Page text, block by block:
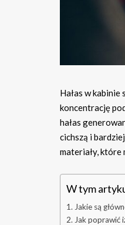
Hałas w
koncentrację
hałas
cichszą i
materiały, które
W tym
Jakie są
Jak poprawić